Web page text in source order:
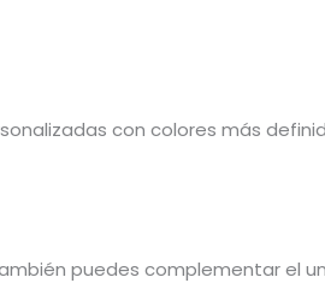
con colores más
puedes complementar el